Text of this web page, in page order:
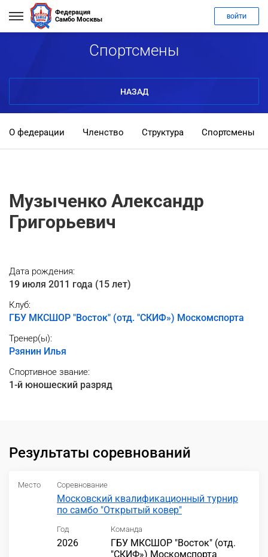
Федерация
Самбо Москвы
ВОЙТИ
Спортсмены
НАЗАД
О федерации Членство Структура Спортсмены
Музыченко Александр
Григорьевич
Дата рождения:
19 июля 2011 года (15 лет)
Клуб:
ГБУ МКСШОР "Восток" (отд. "СКИФ») Москомспорта
Тренер(ы):
Рзянин Илья
Спортивное звание:
1-й юношеский разряд
Результаты соревнований
Место Соревнование
Московский квалификационный турнир
по самбо "Открытый ковер"
Год
2026
Команда
ГБУ МКСШОР "Восток" (отд.
"СКИФ») Москомспорта